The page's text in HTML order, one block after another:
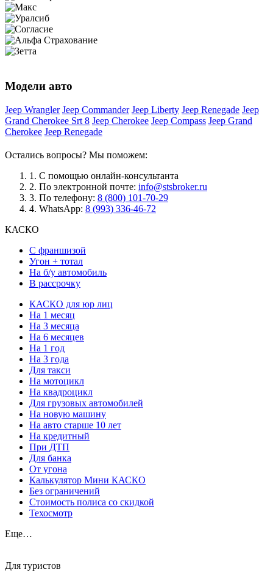
Модели авто
Jeep Wrangler Jeep Commander Jeep Liberty Jeep Renegade Jeep
Grand Cherokee Srt 8 Jeep Cherokee Jeep Compass Jeep Grand
Cherokee Jeep Renegade
Остались вопросы? Мы поможем:
1. С помощью онлайн-консультанта
2. По электронной почте: info@stsbroker.ru
3. По телефону: 8 (800) 101-70-29
4. WhatsApp: 8 (993) 336-46-72
КАСКО
С франшизой
Угон + тотал
На б/у автомобиль
В рассрочку
КАСКО для юр лиц
На 1 месяц
На 3 месяца
На 6 месяцев
На 1 год
На 3 года
Для такси
На мотоцикл
На квадроцикл
Для грузовых автомобилей
На новую машину
На авто старше 10 лет
На кредитный
При ДТП
Для банка
От угона
Калькулятор Мини КАСКО
Без ограничений
Стоимость полиса со скидкой
Техосмотр
Еще…
Для туристов